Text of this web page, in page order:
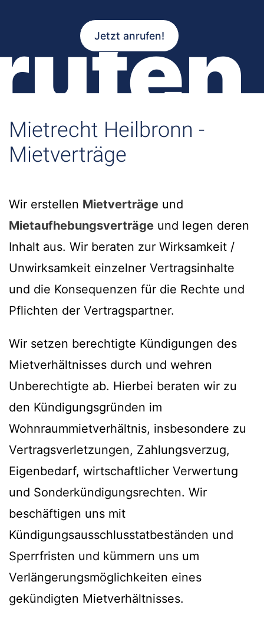
Jetzt anrufen!
Mietrecht Heilbronn -
Mietverträge
Wir erstellen Mietverträge und
Mietaufhebungsverträge und legen deren
Inhalt aus. Wir beraten zur Wirksamkeit /
Unwirksamkeit einzelner Vertragsinhalte
und die Konsequenzen für die Rechte und
Pflichten der Vertragspartner.
Wir setzen berechtigte Kündigungen des
Mietverhältnisses durch und wehren
Unberechtigte ab. Hierbei beraten wir zu
den Kündigungsgründen im
Wohnraummietverhältnis, insbesondere zu
Vertragsverletzungen, Zahlungsverzug,
Eigenbedarf, wirtschaftlicher Verwertung
und Sonderkündigungsrechten. Wir
beschäftigen uns mit
Kündigungsausschlusstatbeständen und
Sperrfristen und kümmern uns um
Verlängerungsmöglichkeiten eines
gekündigten Mietverhältnisses.